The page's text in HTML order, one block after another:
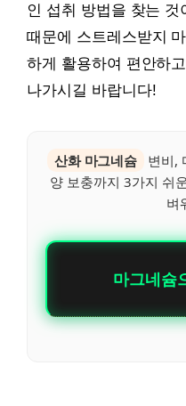
인 섭취 방법을 찾는
때문에 스트레스받지
하게 활용하여 편안하
나가시길 바랍니다!
산화 마그네슘
변비,
양 보충까지 3가지 쉬
벼
마그네슘